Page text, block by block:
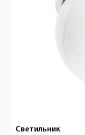
Светильник